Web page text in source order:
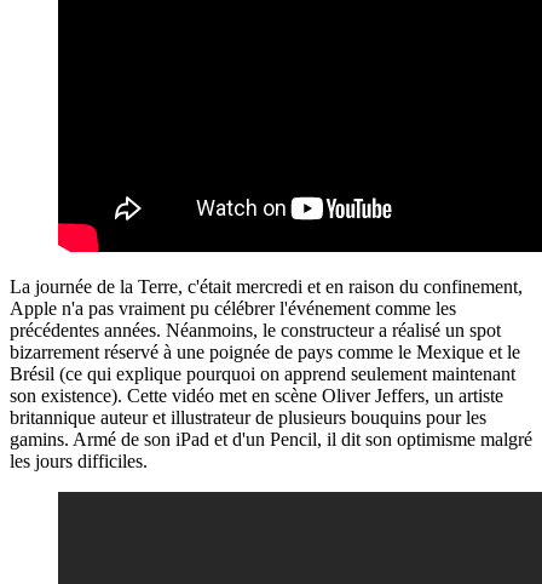
La journée de la Terre, c'était mercredi et en raison du confinement,
Apple n'a pas vraiment pu célébrer l'événement comme les
précédentes années. Néanmoins, le constructeur a réalisé un spot
bizarrement réservé à une poignée de pays comme le Mexique et le
Brésil (ce qui explique pourquoi on apprend seulement maintenant
son existence). Cette vidéo met en scène Oliver Jeffers, un artiste
britannique auteur et illustrateur de plusieurs bouquins pour les
gamins. Armé de son iPad et d'un Pencil, il dit son optimisme malgré
les jours difficiles.